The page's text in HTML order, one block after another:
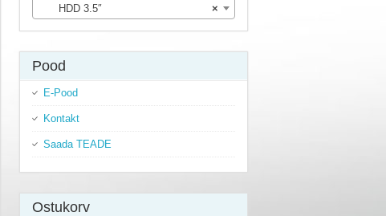
×
HDD 3.5″
Pood
E-Pood
Kontakt
Saada TEADE
Ostukorv